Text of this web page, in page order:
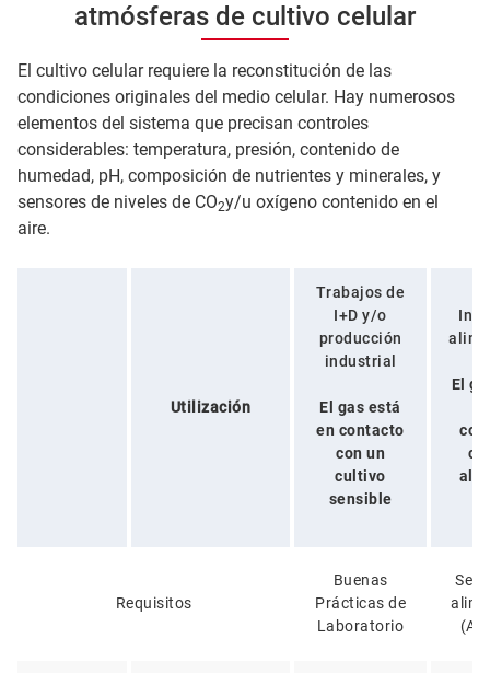
atmósferas de cultivo celular
El cultivo celular requiere la reconstitución de las
condiciones originales del medio celular. Hay numerosos
elementos del sistema que precisan controles
considerables: temperatura, presión, contenido de
humedad, pH, composición de nutrientes y minerales, y
sensores de niveles de CO2y/u oxígeno contenido en el
aire.
Utilización
Trabajos de
I+D y/o
producción
industrial
El gas está
en contacto
con un
cultivo
sensible
El
Requisitos
Buenas
Prácticas de
Laboratorio